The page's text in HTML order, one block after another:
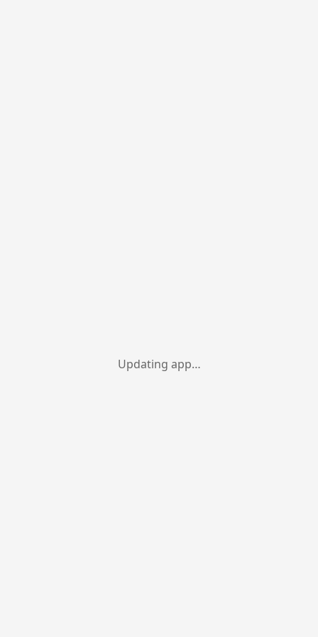
Updating app…